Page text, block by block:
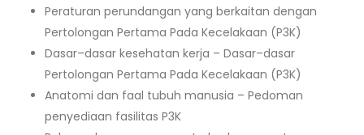
Peraturan perundangan yang berkaitan dengan
Pertolongan Pertama Pada Kecelakaan (P3K)
Dasar–dasar kesehatan kerja – Dasar–dasar
Pertolongan Pertama Pada Kecelakaan (P3K)
Anatomi dan faal tubuh manusia – Pedoman
penyediaan fasilitas P3K